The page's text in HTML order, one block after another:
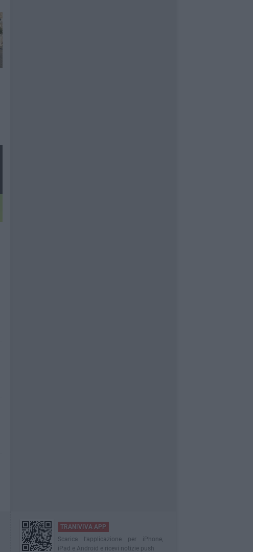
TRANIVIVA APP
Scarica l'applicazione per iPhone,
iPad e Android e ricevi notizie push